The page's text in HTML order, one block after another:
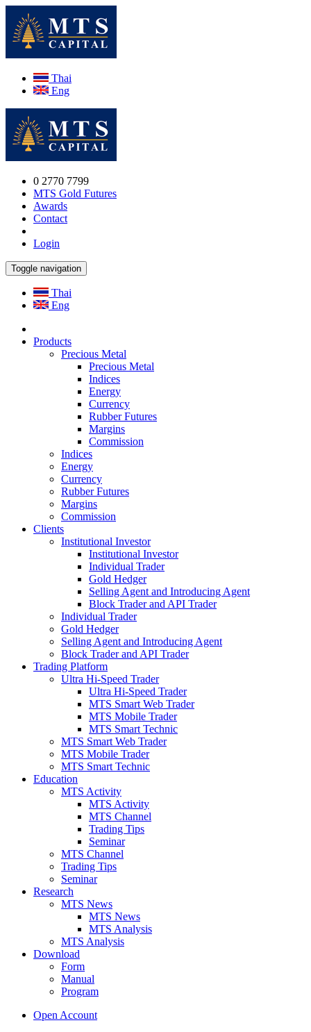
Thai
Eng
0 2770 7799
MTS Gold Futures
Awards
Contact
Login
Toggle navigation
Thai
Eng
Products
Precious Metal
Precious Metal
Indices
Energy
Currency
Rubber Futures
Margins
Commission
Indices
Energy
Currency
Rubber Futures
Margins
Commission
Clients
Institutional Investor
Institutional Investor
Individual Trader
Gold Hedger
Selling Agent and Introducing Agent
Block Trader and API Trader
Individual Trader
Gold Hedger
Selling Agent and Introducing Agent
Block Trader and API Trader
Trading Platform
Ultra Hi-Speed Trader
Ultra Hi-Speed Trader
MTS Smart Web Trader
MTS Mobile Trader
MTS Smart Technic
MTS Smart Web Trader
MTS Mobile Trader
MTS Smart Technic
Education
MTS Activity
MTS Activity
MTS Channel
Trading Tips
Seminar
MTS Channel
Trading Tips
Seminar
Research
MTS News
MTS News
MTS Analysis
MTS Analysis
Download
Form
Manual
Program
Open Account